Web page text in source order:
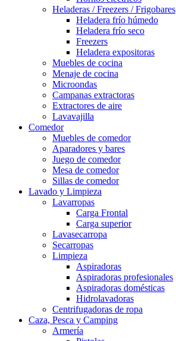
Heladeras / Freezers / Frigobares
Heladera frío húmedo
Heladera frío seco
Freezers
Heladera expositoras
Muebles de cocina
Menaje de cocina
Microondas
Campanas extractoras
Extractores de aire
Lavavajilla
Comedor
Muebles de comedor
Aparadores y bares
Juego de comedor
Mesa de comedor
Sillas de comedor
Lavado y Limpieza
Lavarropas
Carga Frontal
Carga superior
Lavasecarropa
Secarropas
Limpieza
Aspiradoras
Aspiradoras profesionales
Aspiradoras domésticas
Hidrolavadoras
Centrifugadoras de ropa
Caza, Pesca y Camping
Armería